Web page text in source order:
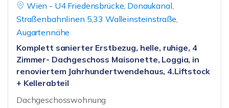
Wien - U4 Friedensbrücke, Donaukanal,
Straßenbahnlinen 5,33 Walleinsteinstraße,
Augartennähe
Komplett sanierter Erstbezug, helle, ruhige, 4
Zimmer- Dachgeschoss Maisonette, Loggia, in
renoviertem Jahrhundertwendehaus, 4.Liftstock
+ Kellerabteil
Dachgeschosswohnung